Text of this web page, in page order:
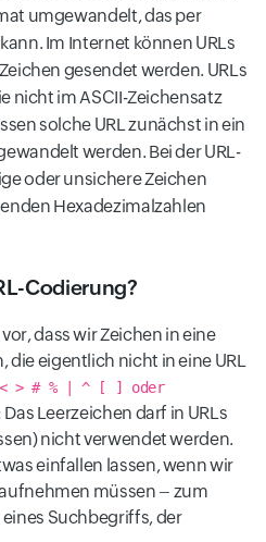
umgewandelt, das per
Im Internet können URLs
gesendet werden. URLs
nicht im ASCII-Zeichensatz
solche URL zunächst in ein
werden. Bei der URL-
oder unsichere Zeichen
Hexadezimalzahlen
Codierung?
dass wir Zeichen in eine
die eigentlich nicht in eine URL
> # % | ^ [ ] oder
Das Leerzeichen darf in URLs
nicht verwendet werden.
einfallen lassen, wenn wir
müssen – zum
Suchbegriffs, der